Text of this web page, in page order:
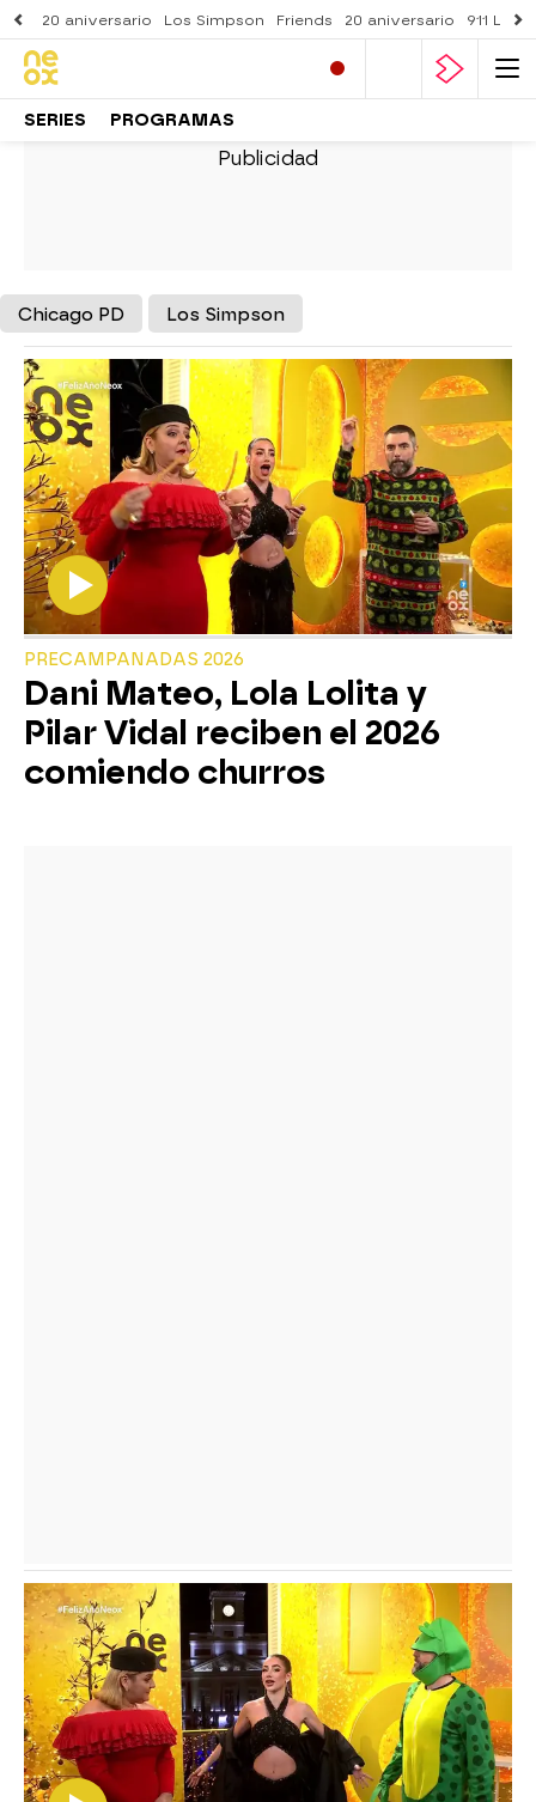
20 aniversario Los Simpson Friends 20 aniversario 911
SERIES PROGRAMAS
Chicago PD Los Simpson
PRECAMPANADAS 2026
Dani Mateo, Lola Lolita y
Pilar Vidal reciben el 2026
comiendo churros